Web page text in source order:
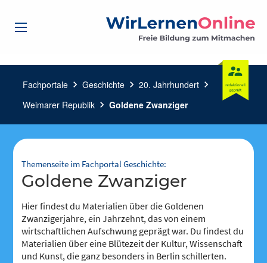
Fachportale chevron_right Geschichte chevron_right 20. Jahrhundert chevron_right
Weimarer Republik chevron_right Goldene Zwanziger
Themenseite im Fachportal Geschichte:
Goldene Zwanziger
Hier findest du Materialien über die Goldenen
Zwanzigerjahre, ein Jahrzehnt, das von einem
wirtschaftlichen Aufschwung geprägt war. Du findest du
Materialien über eine Blütezeit der Kultur, Wissenschaft
und Kunst, die ganz besonders in Berlin schillerten.